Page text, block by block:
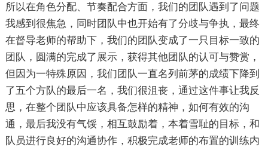
所以在角色分配、节奏配合方面，我们的团队遇到了问题
我感到很焦急，同时团队中也开始有了分歧与争执，最终
在督导老师的帮助下，我们的团队变成了一只目标一致的
团队，圆满的完成了展示，获得其他团队的认可与赞赏，
但因为一特殊原因，我们团队一直名列前茅的成绩下降到
了五个方队的最后一名，我们很沮丧，通过这件事让我反
思，在整个团队中应该具备怎样的精神，如何有效的沟
通，最后我没有气馁，相互鼓励着，本着雪耻的目标，和
队员进行良好的沟通协作，积极完成老师的布置的训练内